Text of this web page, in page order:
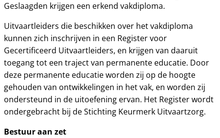
Geslaagden krijgen een erkend vakdiploma.
Uitvaartleiders die beschikken over het vakdiploma
kunnen zich inschrijven in een Register voor
Gecertificeerd Uitvaartleiders, en krijgen van daaruit
toegang tot een traject van permanente educatie. Door
deze permanente educatie worden zij op de hoogte
gehouden van ontwikkelingen in het vak, en worden zij
ondersteund in de uitoefening ervan. Het Register wordt
ondergebracht bij de Stichting Keurmerk Uitvaartzorg.
Bestuur aan zet